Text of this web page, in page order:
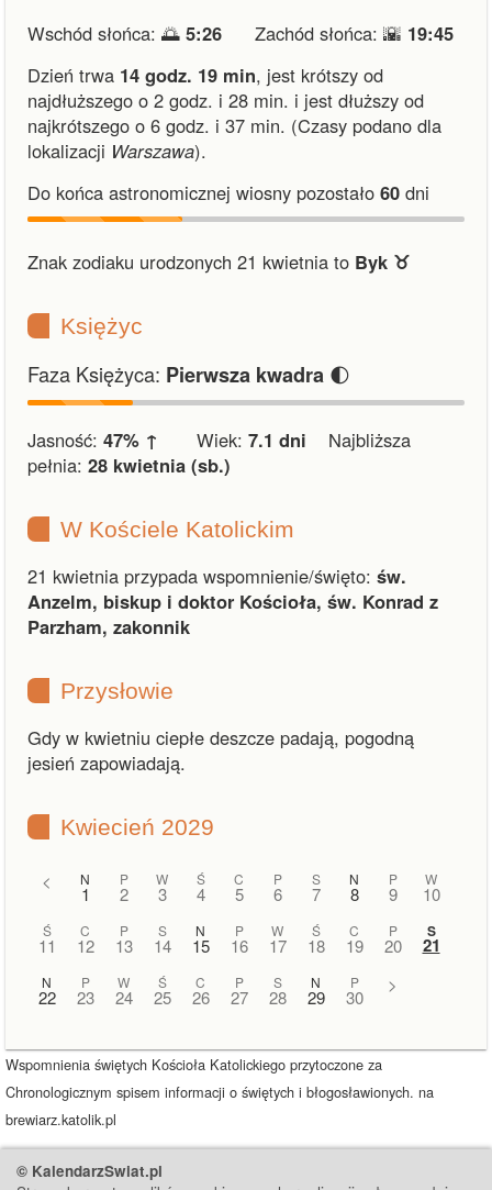
Wschód słońca: 🌅 5:26 Zachód słońca: 🌇 19:45
Dzień trwa 14 godz. 19 min, jest krótszy od
najdłuższego o 2 godz. i 28 min. i jest dłuższy od
najkrótszego o 6 godz. i 37 min. (Czasy podano dla
lokalizacji Warszawa).
Do końca astronomicznej wiosny pozostało 60 dni
Znak zodiaku urodzonych 21 kwietnia to Byk ♉︎
Księżyc
Faza Księżyca: Pierwsza kwadra 🌓
Jasność: 47% ↑ Wiek: 7.1 dni Najbliższa
pełnia: 28 kwietnia (sb.)
W Kościele Katolickim
21 kwietnia przypada wspomnienie/święto: św.
Anzelm, biskup i doktor Kościoła, św. Konrad z
Parzham, zakonnik
Przysłowie
Gdy w kwietniu ciepłe deszcze padają, pogodną
jesień zapowiadają.
Kwiecień 2029
< N
1
P
2
W
3
Ś
4
C
5
P
6
S
7
N
8
P
9
W
10
Ś
11
C
12
P
13
S
14
N
15
P
16
W
17
Ś
18
C
19
P
20
S
21
N
22
P
23
W
24
Ś
25
C
26
P
27
S
28
N
29
P
30
>
Wspomnienia świętych Kościoła Katolickiego przytoczone za
Chronologicznym spisem informacji o świętych i błogosławionych. na
brewiarz.katolik.pl
© KalendarzSwiat.pl